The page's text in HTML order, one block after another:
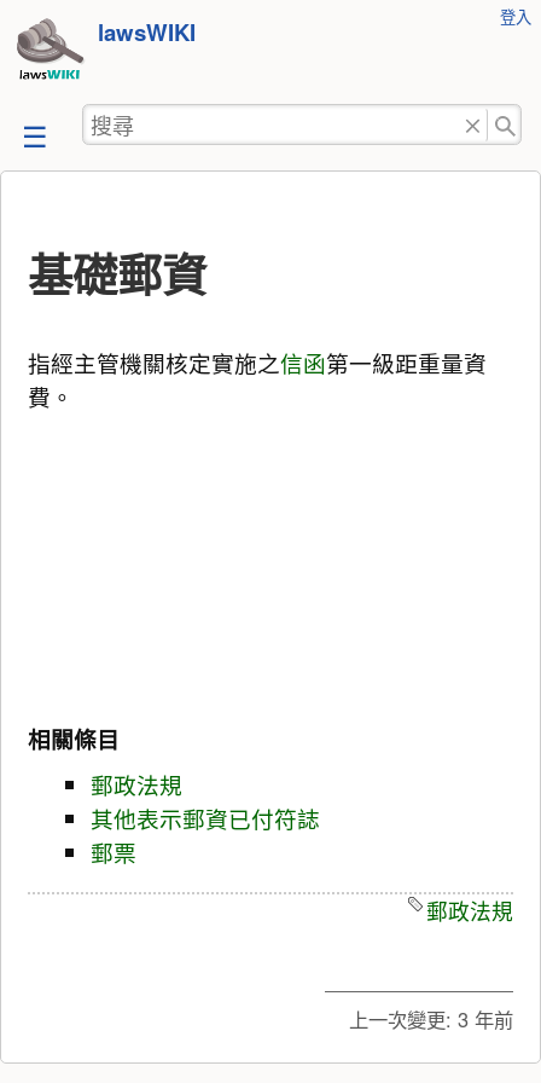
跳
至
容
lawsWIKI
工
登入
搜
尋
基礎郵資
指經主管機關核定實施之信函第一級距重量資
費。
相關條目
郵政法規
其他表示郵資已付符誌
郵票
郵政法規
上一次變更: 3 年前